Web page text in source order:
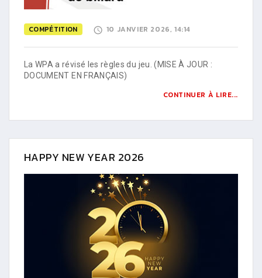
COMPÉTITION 10 JANVIER 2026, 14:14
La WPA a révisé les règles du jeu. (MISE À JOUR :
DOCUMENT EN FRANÇAIS)
CONTINUER À LIRE...
HAPPY NEW YEAR 2026